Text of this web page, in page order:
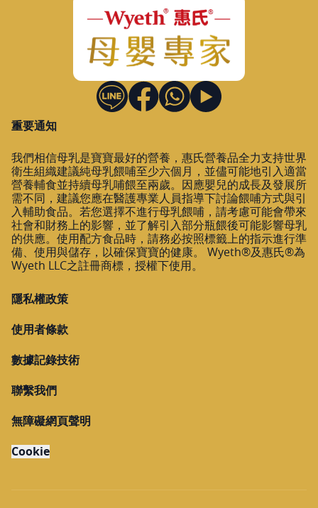
重要通知
我們相信母乳是寶寶最好的營養，惠氏營養品全力支持世界
衛生組織建議純母乳餵哺至少六個月，並儘可能地引入適當
營養輔食並持續母乳哺餵至兩歲。因應嬰兒的成長及發展所
需不同，建議您應在醫護專業人員指導下討論餵哺方式與引
入輔助食品。若您選擇不進行母乳餵哺，請考慮可能會帶來
社會和財務上的影響，並了解引入部分瓶餵後可能影響母乳
的供應。使用配方食品時，請務必按照標籤上的指示進行準
備、使用與儲存，以確保寶寶的健康。 Wyeth®及惠氏®為
Wyeth LLC之註冊商標，授權下使用。
隱私權政策
使用者條款
數據記錄技術
聯繫我們
無障礙網頁聲明
Cookie